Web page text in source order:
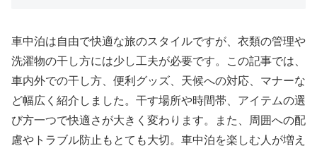
車中泊は自由で快適な旅のスタイルですが、衣類の管理や
洗濯物の干し方には少し工夫が必要です。この記事では、
車内外での干し方、便利グッズ、天候への対応、マナーな
ど幅広く紹介しました。干す場所や時間帯、アイテムの選
び方一つで快適さが大きく変わります。また、周囲への配
慮やトラブル防止もとても大切。車中泊を楽しむ人が増え